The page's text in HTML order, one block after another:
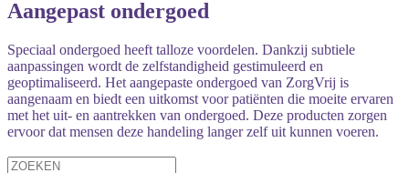
Aangepast ondergoed
Speciaal ondergoed heeft talloze voordelen. Dankzij subtiele
aanpassingen wordt de zelfstandigheid gestimuleerd en
geoptimaliseerd. Het aangepaste ondergoed van ZorgVrij is
aangenaam en biedt een uitkomst voor patiënten die moeite ervaren
met het uit- en aantrekken van ondergoed. Deze producten zorgen
ervoor dat mensen deze handeling langer zelf uit kunnen voeren.